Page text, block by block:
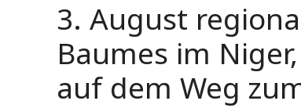
3. August
Baumes im
auf dem Weg